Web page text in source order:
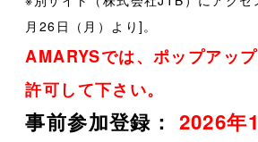
月26日（月）より]。
AMARYSでは、ポップアッ
許可して下さい。
事前参加登録： 2026年